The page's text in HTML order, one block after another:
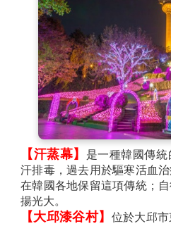
【汗蒸幕】
是一種韓國傳
汗排毒，過去用於驅寒活血
在韓國各地保留這項傳統；
揚光大。
【大邱漆谷村】
位於大邱